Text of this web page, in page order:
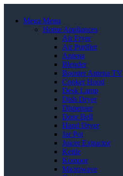
Mega Menu
Home Appliances
Air Fryer
Air Purifier
Antena
Blender
Booster Antena TV
Cooker Hood
Desk Lamp
Dish Dryer
Dispenser
Door Bell
Hand Dryer
Jar Pot
Juicer Extractor
Kettle
Kompor
Microwave